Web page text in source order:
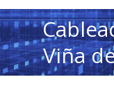
Viña